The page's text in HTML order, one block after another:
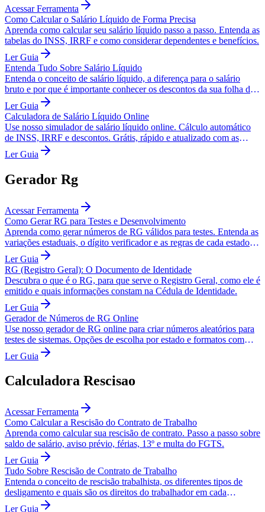
Acessar Ferramenta
Como Calcular o Salário Líquido de Forma Precisa
Aprenda como calcular seu salário líquido passo a passo. Entenda as
tabelas do INSS, IRRF e como considerar dependentes e benefícios.
Ler Guia
Entenda Tudo Sobre Salário Líquido
Entenda o conceito de salário líquido, a diferença para o salário
bruto e por que é importante conhecer os descontos da sua folha de
pagamento.
Ler Guia
Calculadora de Salário Líquido Online
Use nosso simulador de salário líquido online. Cálculo automático
de INSS, IRRF e descontos. Grátis, rápido e atualizado com as
novas tabelas.
Ler Guia
Gerador Rg
Acessar Ferramenta
Como Gerar RG para Testes e Desenvolvimento
Aprenda como gerar números de RG válidos para testes. Entenda as
variações estaduais, o dígito verificador e as regras de cada estado
brasileiro.
Ler Guia
RG (Registro Geral): O Documento de Identidade
Descubra o que é o RG, para que serve o Registro Geral, como ele é
emitido e quais informações constam na Cédula de Identidade.
Ler Guia
Gerador de Números de RG Online
Use nosso gerador de RG online para criar números aleatórios para
testes de sistemas. Opções de escolha por estado e formatos com
pontos e traços.
Ler Guia
Calculadora Rescisao
Acessar Ferramenta
Como Calcular a Rescisão do Contrato de Trabalho
Aprenda como calcular sua rescisão de contrato. Passo a passo sobre
saldo de salário, aviso prévio, férias, 13º e multa do FGTS.
Ler Guia
Tudo Sobre Rescisão de Contrato de Trabalho
Entenda o conceito de rescisão trabalhista, os diferentes tipos de
desligamento e quais são os direitos do trabalhador em cada
Ler Guia